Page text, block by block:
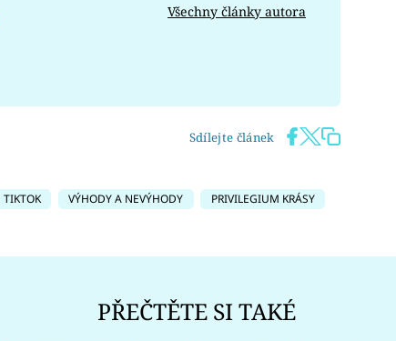
Všechny články autora
Sdílejte článek
TIKTOK VÝHODY A NEVÝHODY PRIVILEGIUM KRÁSY
PŘEČTĚTE SI TAKÉ